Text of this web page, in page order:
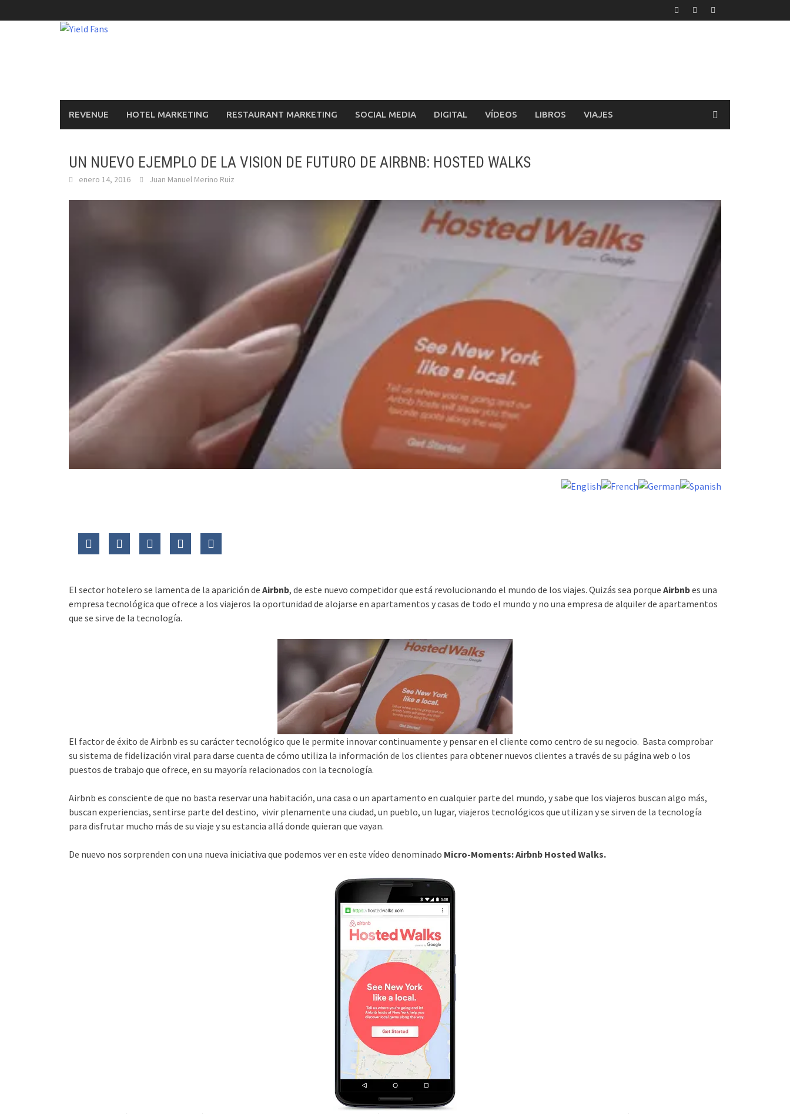
al
REVENUE HOTEL MARKETING RESTAURANT MARKETING SOCIAL MEDIA DIGITAL VÍDEOS LIBROS VIAJES
UN NUEVO EJEMPLO DE LA VISION DE FUTURO DE AIRBNB: HOSTED WALKS
enero 14, 2016 Juan Manuel Merino Ruiz
El sector hotelero se lamenta de la aparición de Airbnb, de este nuevo competidor que está revolucionando el mundo de los viajes. Quizás sea porque Airbnbes una
empresa tecnológica que ofrece a los viajeros la oportunidad de alojarse en apartamentos y casas de todo el mundo y no una empresa de alquiler de apartamentos
que se sirve de la tecnología.
El factor de éxito de Airbnb es su carácter tecnológico que le permite innovar continuamente y pensar en el cliente como centro de su negocio. Basta comprobar
su sistema de fidelización viral para darse cuenta de cómo utiliza la información de los clientes para obtener nuevos clientes a través de su página web o los
puestos de trabajo que ofrece, en su mayoría relacionados con la tecnología.
Airbnb es consciente de que no basta reservar una habitación, una casa o un apartamento en cualquier parte del mundo, y sabe que los viajeros buscan algo más,
buscan experiencias, sentirse parte del destino, vivir plenamente una ciudad, un pueblo, un lugar, viajeros tecnológicos que utilizan y se sirven de la tecnología
para disfrutar mucho más de su viaje y su estancia allá donde quieran que vayan.
De nuevo nos sorprenden con una nueva iniciativa que podemos ver en este vídeo denominado Micro-Moments: Airbnb Hosted Walks.